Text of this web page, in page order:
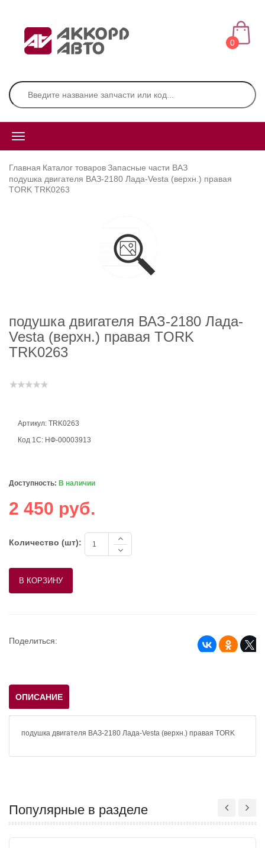
0
Главная Каталог товаровЗапасные части ВАЗ
подушка двигателя ВАЗ-2180 Лада-Vesta (верхн.) правая
TORK TRK0263
подушка двигателя ВАЗ-2180 Лада-
Vesta (верхн.) правая TORK
TRK0263
Артикул: TRK0263
Код 1С: НФ-00003913
Доступность: В наличии
2 450 руб.
Количество (шт):
Поделиться:
ОПИСАНИЕ
подушка двигателя ВАЗ-2180 Лада-Vesta (верхн.) правая TORK
Популярные в разделе